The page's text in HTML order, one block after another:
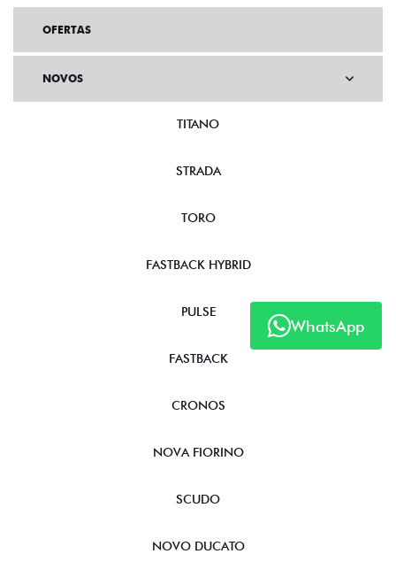
WhatsApp
OFERTAS
NOVOS
TITANO
STRADA
TORO
FASTBACK HYBRID
PULSE
FASTBACK
CRONOS
NOVA FIORINO
SCUDO
NOVO DUCATO